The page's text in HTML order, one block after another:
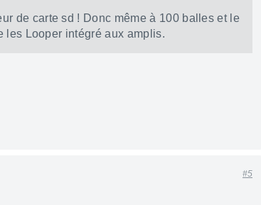
de carte sd ! Donc même à 100 balles et le
les Looper intégré aux amplis.
#5